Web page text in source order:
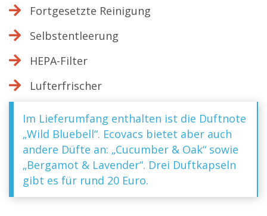
Fortgesetzte Reinigung
Selbstentleerung
HEPA-Filter
Lufterfrischer
Im Lieferumfang enthalten ist die Duftnote
„Wild Bluebell“. Ecovacs bietet aber auch
andere Düfte an: „Cucumber & Oak“ sowie
„Bergamot & Lavender“. Drei Duftkapseln
gibt es für rund 20 Euro.